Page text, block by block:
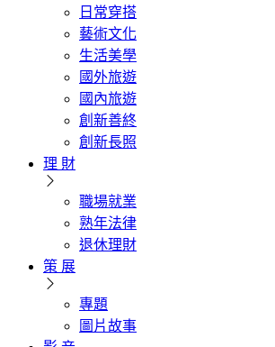
日常穿搭
藝術文化
生活美學
國外旅遊
國內旅遊
創新善終
創新長照
理 財
職場就業
熟年法律
退休理財
策 展
專題
圖片故事